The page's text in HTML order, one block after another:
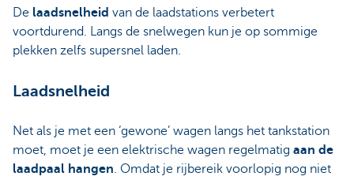
De laadsnelheid van de laadstations verbetert
voortdurend. Langs de snelwegen kun je op sommige
plekken zelfs supersnel laden.
Laadsnelheid
Net als je met een ‘gewone’ wagen langs het tankstation
moet, moet je een elektrische wagen regelmatig aan de
laadpaal hangen. Omdat je rijbereik voorlopig nog niet